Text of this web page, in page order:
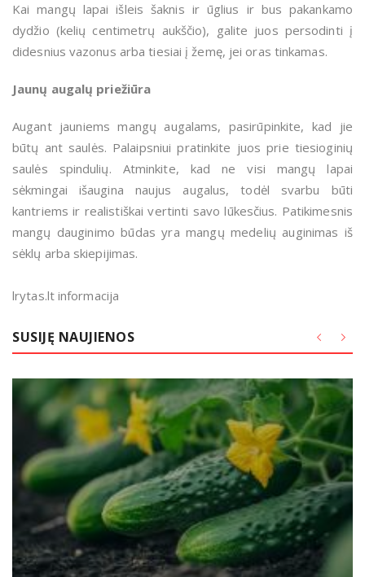
Kai mangų lapai išleis šaknis ir ūglius ir bus pakankamo
dydžio (kelių centimetrų aukščio), galite juos persodinti į
didesnius vazonus arba tiesiai į žemę, jei oras tinkamas.
Jaunų augalų priežiūra
Augant jauniems mangų augalams, pasirūpinkite, kad jie
būtų ant saulės. Palaipsniui pratinkite juos prie tiesioginių
saulės spindulių. Atminkite, kad ne visi mangų lapai
sėkmingai išaugina naujus augalus, todėl svarbu būti
kantriems ir realistiškai vertinti savo lūkesčius. Patikimesnis
mangų dauginimo būdas yra mangų medelių auginimas iš
sėklų arba skiepijimas.
lrytas.lt informacija
SUSIJĘ NAUJIENOS